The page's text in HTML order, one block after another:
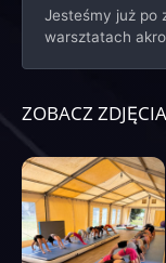
Jesteśmy już po
warsztatach
wszystkich
Dziękujemy
w treningi oraz
którą wnosiliście
zapał i chęć do
czas mijał
mrozu na dworze,
ZOBACZ